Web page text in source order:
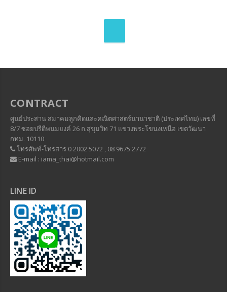
CONTRACT
ศูนย์ประสาน สมาคมลูกคิดและคณิตศาสตร์นานาชาติ (ประเทศไทย) เลขที่
8/7 ซอยปรีดีพนมยงค์ 26 ถ.สุขุมวิท 71 แขวงพระโขนงเหนือ เขตวัฒนา
กทม. 10110
โทรศัพท์-โทรสาร 0 2002 5072 , 08 9675 2772
E-mail : iama_thai@hotmail.com
LINE ID